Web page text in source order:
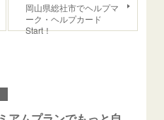
岡山県総社市でヘルプマ
ーク・ヘルプカード
Start！